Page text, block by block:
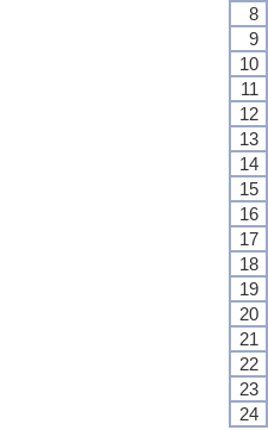
8
9
10
11
12
13
14
15
16
17
18
19
20
21
22
23
24